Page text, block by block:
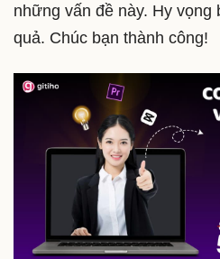
những vấn đề này. Hy vọng
quả. Chúc bạn thành công!